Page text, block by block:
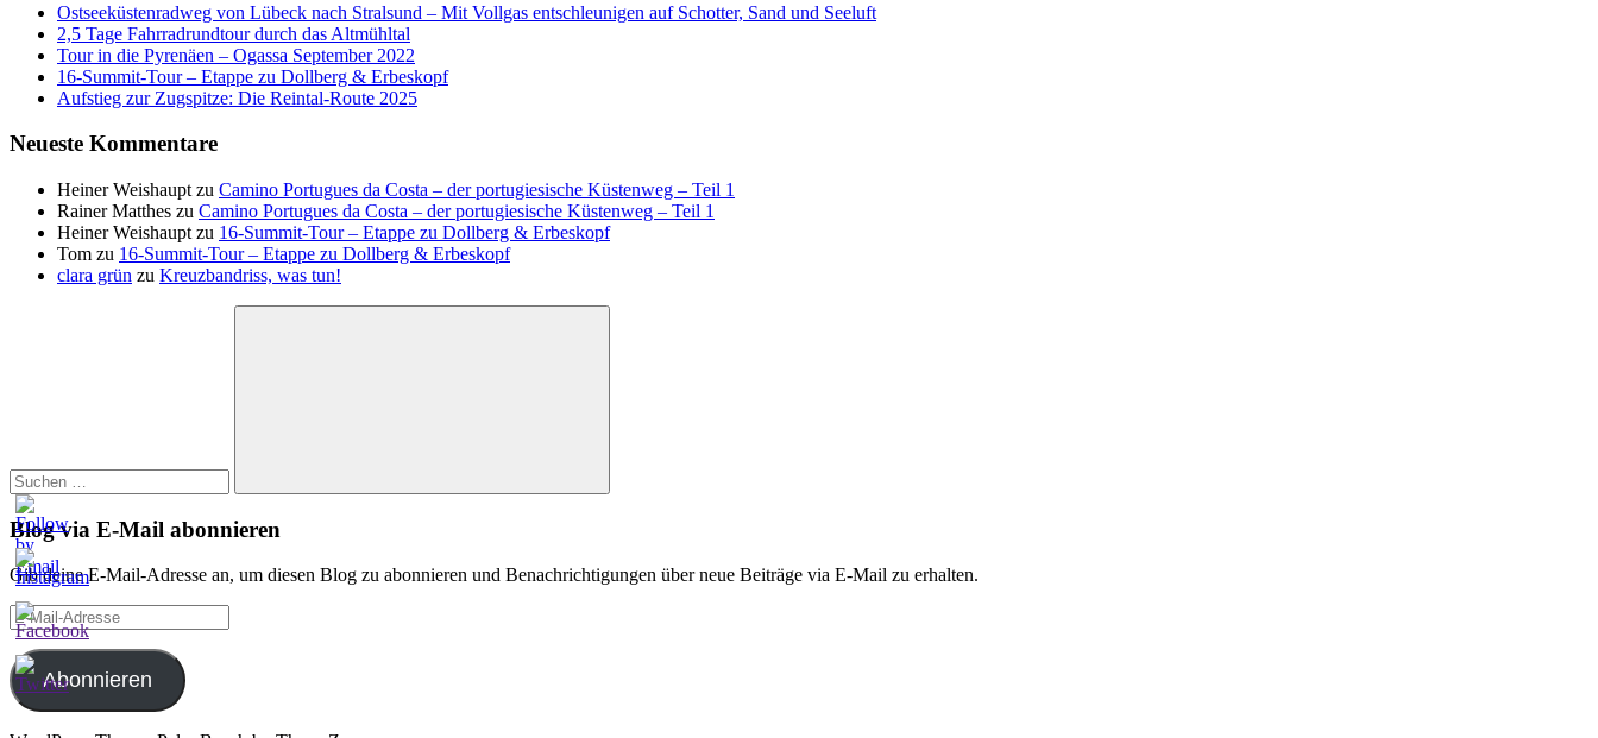
Ostseeküstenradweg von Lübeck nach Stralsund – Mit Vollgas entschleunigen auf Schotter, Sand und Seeluft
2,5 Tage Fahrradrundtour durch das Altmühltal
Tour in die Pyrenäen – Ogassa September 2022
16‑Summit‑Tour – Etappe zu Dollberg & Erbeskopf
Aufstieg zur Zugspitze: Die Reintal-Route 2025
Neueste Kommentare
Heiner Weishaupt zu Camino Portugues da Costa – der portugiesische Küstenweg – Teil 1
Rainer Matthes zu Camino Portugues da Costa – der portugiesische Küstenweg – Teil 1
Heiner Weishaupt zu 16‑Summit‑Tour – Etappe zu Dollberg & Erbeskopf
Tom zu 16‑Summit‑Tour – Etappe zu Dollberg & Erbeskopf
clara grün zu Kreuzbandriss, was tun!
Suchen
Blog via E-Mail abonnieren
Gib deine E-Mail-Adresse an, um diesen Blog zu abonnieren und Benachrichtigungen über neue Beiträge via E-Mail zu erhalten.
E-
Mail-
Adresse
Abonnieren